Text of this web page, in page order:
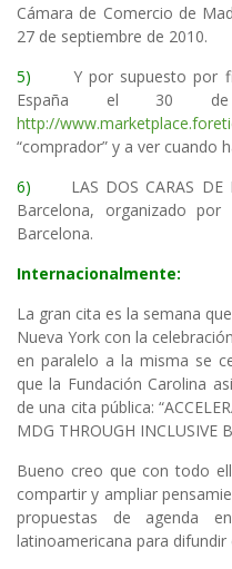
Cámara de Comercio de
27 de septiembre de 2010.
5) Y por supuesto por fin
España el 30 de
http://
“comprador” y a ver cuando
6) LAS DOS CARAS DE
Barcelona, organizado
Barcelona.
Internacionalmente:
La gran cita es la semana
Nueva York con la
en paralelo a la misma se
que la Fundación Carolina
de una cita pública:
MDG THROUGH INCLUSIVE
Bueno creo que con todo
compartir y ampliar
propuestas de agenda
latinoamericana para difundir